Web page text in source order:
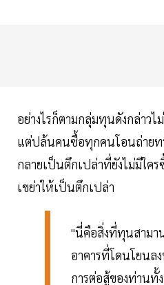
อย่างไรก็ตามกลุ่มทุนดังกล่าว
แต่ปล้นคนซื้อทุกคนโอนถ่ายท
กลายเป็นตึกเปล่าที่ยังไม่มีใค
เขย่าให้เป็นตึกเปล่า
"นี่คือสิ่งที่ทุนสาม
อาคารที่โดนโยนลง
การต่อสู้ของท่านทั้